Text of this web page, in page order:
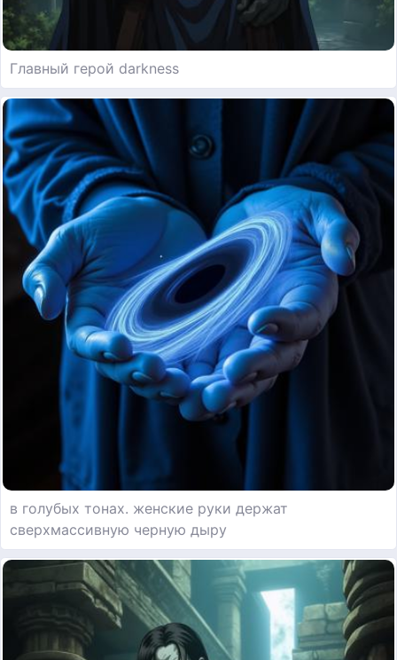
Главный герой darkness
в голубых тонах. женские руки держат
сверхмассивную черную дыру